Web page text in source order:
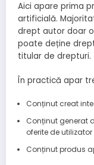
Aici apare prima
artificială.
drept autor doar o
poate deține
titular de drepturi.
În practică apar
Conținut creat
Conținut generat
oferite de utilizator
Conținut produs